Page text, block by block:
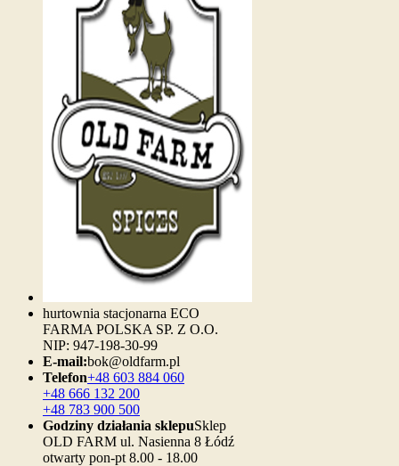
hurtownia stacjonarna ECO
FARMA POLSKA SP. Z O.O.
NIP: 947-198-30-99
E-mail:bok@oldfarm.pl
Telefon+48 603 884 060
+48 666 132 200
+48 783 900 500
Godziny działania sklepuSklep
OLD FARM ul. Nasienna 8 Łódź
otwarty pon-pt 8.00 - 18.00